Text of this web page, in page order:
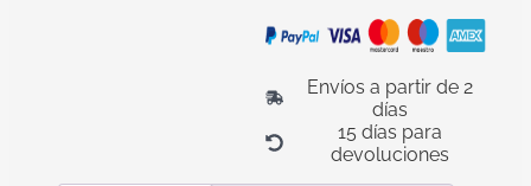
Envíos a partir de 2
días
15 días para
devoluciones